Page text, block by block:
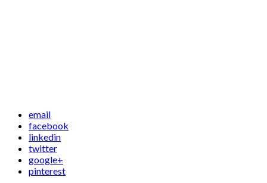
email
facebook
linkedin
twitter
google+
pinterest